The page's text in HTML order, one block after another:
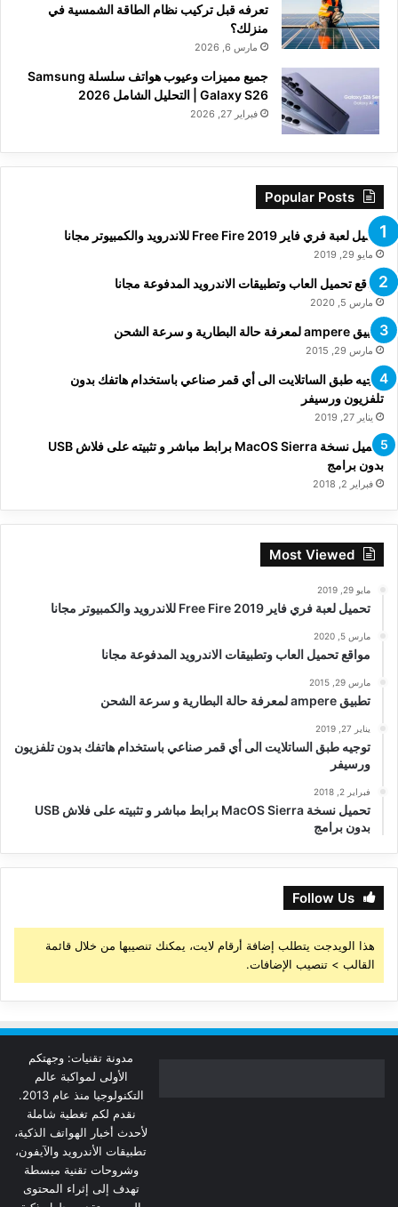
تعرفه قبل تركيب نظام الطاقة الشمسية في
منزلك؟
مارس 6, 2026
جميع مميزات وعيوب هواتف سلسلة Samsung
Galaxy S26 | التحليل الشامل 2026
فبراير 27, 2026
Popular Posts
تحميل لعبة فري فاير Free Fire 2019 للاندرويد والكمبيوتر مجانا
مايو 29, 2019
مواقع تحميل العاب وتطبيقات الاندرويد المدفوعة مجانا
مارس 5, 2020
تطبيق ampere لمعرفة حالة البطارية و سرعة الشحن
مارس 29, 2015
توجيه طبق الساتلايت الى أي قمر صناعي باستخدام هاتفك بدون
تلفزيون ورسيفر
يناير 27, 2019
تحميل نسخة MacOS Sierra برابط مباشر و تثبيته على فلاش USB
بدون برامج
فبراير 2, 2018
Most Viewed
مايو 29, 2019
تحميل لعبة فري فاير Free Fire 2019 للاندرويد والكمبيوتر مجانا
مارس 5, 2020
مواقع تحميل العاب وتطبيقات الاندرويد المدفوعة مجانا
مارس 29, 2015
تطبيق ampere لمعرفة حالة البطارية و سرعة الشحن
يناير 27, 2019
توجيه طبق الساتلايت الى أي قمر صناعي باستخدام هاتفك بدون تلفزيون
ورسيفر
فبراير 2, 2018
تحميل نسخة MacOS Sierra برابط مباشر و تثبيته على فلاش USB
بدون برامج
Follow Us
هذا الويدجت يتطلب إضافة أرقام لايت، يمكنك تنصيبها من خلال قائمة
القالب > تنصيب الإضافات.
مدونة تقنيات: وجهتكم
الأولى لمواكبة عالم
التكنولوجيا منذ عام 2013.
نقدم لكم تغطية شاملة
لأحدث أخبار الهواتف الذكية،
تطبيقات الأندرويد والآيفون،
وشروحات تقنية مبسطة
تهدف إلى إثراء المحتوى